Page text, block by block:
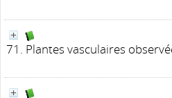
71. Plantes vasculaires